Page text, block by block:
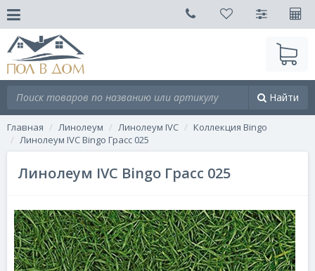
Найти
Главная Линолеум Линолеум IVC
Коллекция Bingo
Линолеум IVC Bingo Грасс 025
Линолеум IVC Bingo Грасс 025